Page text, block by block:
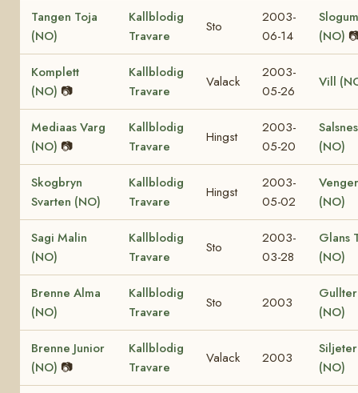
Tangen Toja
(NO)
Kallblodig
Travare
Sto
2003-
06-14
(NO)
Komplett
(NO) 📷
Kallblodig
Travare
Valack
2003-
05-26
Vill
Mediaas Varg
(NO) 📷
Kallblodig
Travare
Hingst
2003-
05-20
(NO)
Skogbryn
Svarten (NO)
Kallblodig
Travare
Hingst
2003-
05-02
(NO)
Sagi Malin
(NO)
Kallblodig
Travare
Sto
2003-
03-28
Glans
(NO)
Brenne Alma
(NO)
Kallblodig
Travare
Sto 2003
(NO)
Brenne Junior
(NO) 📷
Kallblodig
Travare
Valack 2003
(NO)